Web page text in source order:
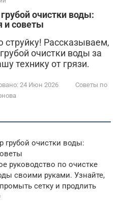
очистки воды:
и советы
струйку! Рассказываем,
очистки воды за
технику от грязи.
24 Июн 2026
Советы по
грубой очистки воды:
руководство по очистке
своими руками. Узнайте,
сетку и продлить